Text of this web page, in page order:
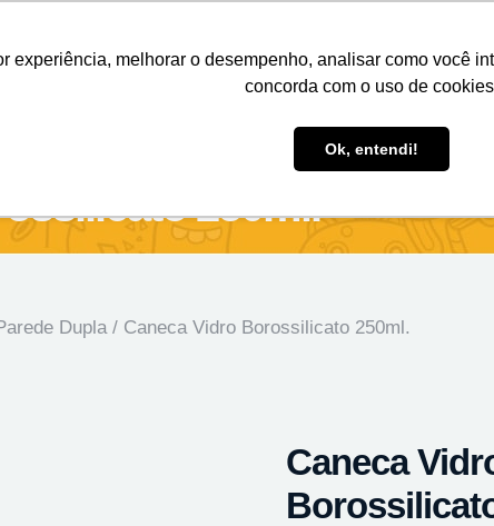
experiência, melhorar o desempenho, analisar como você
concorda com o uso de
Ok, entendi!
Brindes Personalizados Brindes Ecológicos
250ml.
Dupla/ Caneca Vidro Borossilicato 250ml.
Caneca